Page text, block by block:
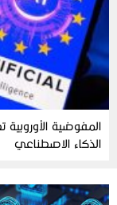
المفوضية
الذكاء الاصطناعي